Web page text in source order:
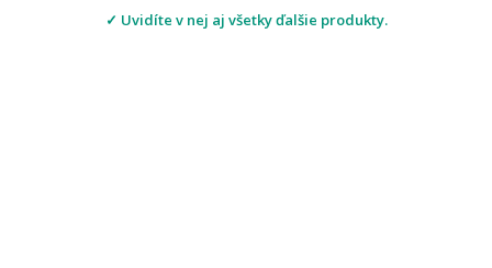
✓ Uvidíte v nej aj všetky ďalšie produkty.